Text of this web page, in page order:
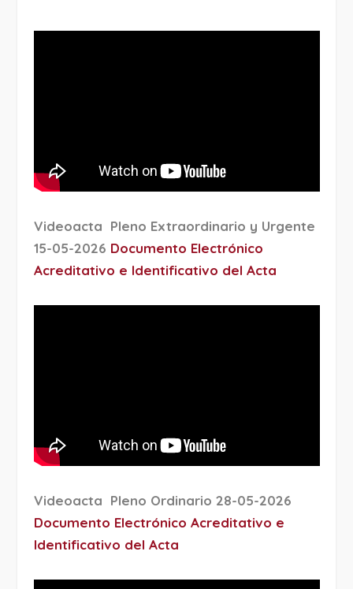
Videoacta Pleno Extraordinario y Urgente
15-05-2026 Documento Electrónico
Acreditativo e Identificativo del Acta
Videoacta Pleno Ordinario 28-05-2026
Documento Electrónico Acreditativo e
Identificativo del Acta